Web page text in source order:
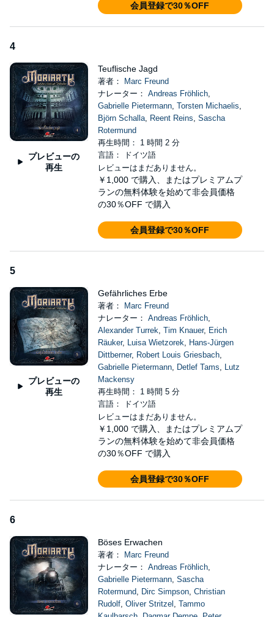
会員登録で30％OFF
4
プレビューの
再生
Teuflische Jagd
著者：
Marc Freund
ナレーター： Andreas Fröhlich,
Gabrielle Pietermann, Torsten Michaelis,
Björn Schalla, Reent Reins, Sascha
Rotermund
再生時間： 1 時間 2 分
言語： ドイツ語
レビューはまだありません。
￥1,000 で購入、またはプレミアムプ
ランの無料体験を始めて非会員価格
の30％OFF で購入
会員登録で30％OFF
5
プレビューの
再生
Gefährliches Erbe
著者：
Marc Freund
ナレーター： Andreas Fröhlich,
Alexander Turrek, Tim Knauer, Erich
Räuker, Luisa Wietzorek, Hans-Jürgen
Dittberner, Robert Louis Griesbach,
Gabrielle Pietermann, Detlef Tams, Lutz
Mackensy
再生時間： 1 時間 5 分
言語： ドイツ語
レビューはまだありません。
￥1,000 で購入、またはプレミアムプ
ランの無料体験を始めて非会員価格
の30％OFF で購入
会員登録で30％OFF
6
Böses Erwachen
著者：
Marc Freund
ナレーター： Andreas Fröhlich,
Gabrielle Pietermann, Sascha
Rotermund, Dirc Simpson, Christian
Rudolf, Oliver Stritzel , Tammo